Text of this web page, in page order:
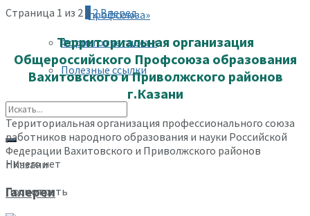
профсоюза»
Формы отчетности
Полезные ссылки
Ничего нет
Посмотреть
Страница 1 из 2 1 2 Вперед
Территориальная организация
Общероссийского Профсоюза образования
Вахитовского и Приволжского районов
г.Казани
Территориальная организация профессионального союза
работников народного образования и науки Российской
Федерации Вахитовского и Приволжского районов
г.Казани
Галереи